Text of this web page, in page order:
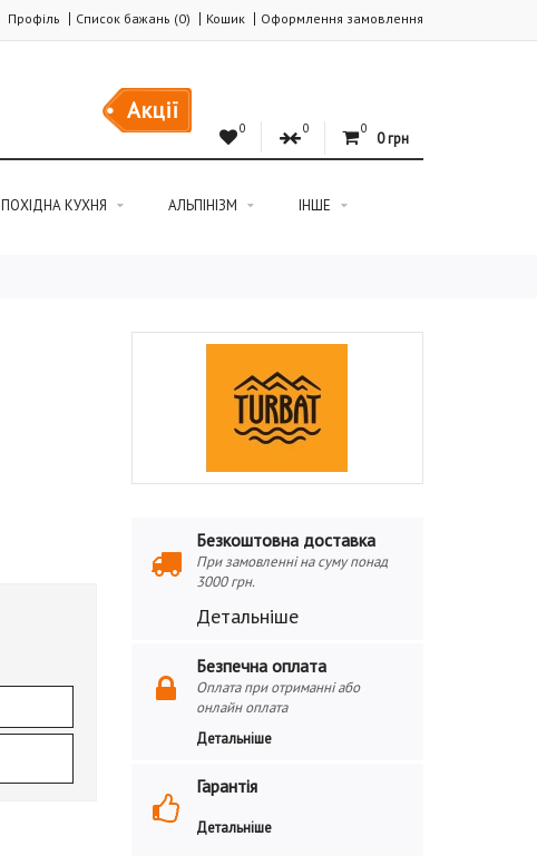
Профіль Список бажань (0) Кошик Оформлення замовлення
Акції
0 0 0
0 грн
ПОХІДНА КУХНЯ АЛЬПІНІЗМ ІНШЕ
Безкоштовна доставка
При замовленні на суму понад
3000 грн.
Детальніше
Безпечна оплата
Оплата при отриманні або
онлайн оплата
Детальніше
Гарантія
Детальніше